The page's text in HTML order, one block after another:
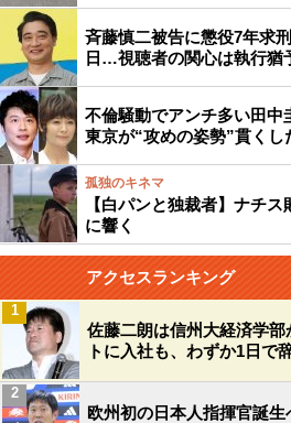
斉藤慎二被告に懲役7年求
日…視聴者の関心は執行猶
不倫騒動でアンチ多い田中
東京が“攻めの姿勢”貫くし
孤独のキネマ
【白パンと独裁者】ナチ
に響く
アクセスランキング
佐藤二朗は信州大経済学
トに入社も、わずか1日で
1
欧州初の日本人指揮官誕
2